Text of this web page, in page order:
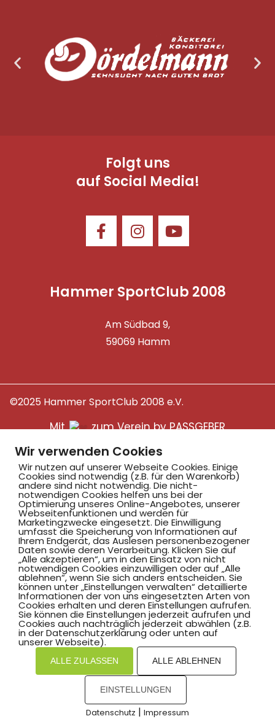
Folgt uns
auf Social Media!
Hammer SportClub 2008
Am Südbad 9,
59069 Hamm
©2025 Hammer SportClub 2008 e.V.
Mit zum Verein by PASSGEBER
Impressum
Hinweisgebersystem
Wir verwenden Cookies
Wir nutzen auf unserer Webseite Cookies. Einige
Cookies sind notwendig (z.B. für den Warenkorb)
andere sind nicht notwendig. Die nicht-
notwendigen Cookies helfen uns bei der
Optimierung unseres Online-Angebotes, unserer
Webseitenfunktionen und werden für
Marketingzwecke eingesetzt. Die Einwilligung
umfasst die Speicherung von Informationen auf
Ihrem Endgerät, das Auslesen personenbezogener
Daten sowie deren Verarbeitung. Klicken Sie auf
„Alle akzeptieren“, um in den Einsatz von nicht
notwendigen Cookies einzuwilligen oder auf „Alle
ablehnen“, wenn Sie sich anders entscheiden. Sie
können unter „Einstellungen verwalten“ detaillierte
Informationen der von uns eingesetzten Arten von
Cookies erhalten und deren Einstellungen aufrufen.
Sie können die Einstellungen jederzeit aufrufen und
Cookies auch nachträglich jederzeit abwählen (z.B.
in der Datenschutzerklärung oder unten auf
unserer Webseite).
ALLE ZULASSEN ALLE ABLEHNEN
EINSTELLUNGEN
Datenschutz | Impressum